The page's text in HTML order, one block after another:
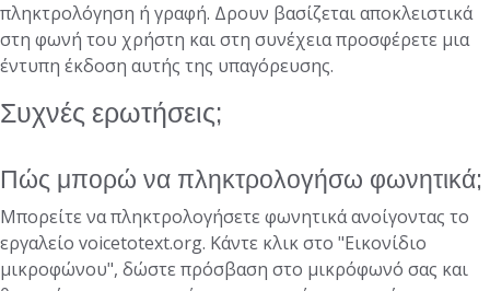
πληκτρολόγηση ή γραφή. Δρουν βασίζεται αποκλειστικά
στη φωνή του χρήστη και στη συνέχεια προσφέρετε μια
έντυπη έκδοση αυτής της υπαγόρευσης.
Συχνές ερωτήσεις;
Πώς μπορώ να πληκτρολογήσω φωνητικά;
Μπορείτε να πληκτρολογήσετε φωνητικά ανοίγοντας το
εργαλείο voicetotext.org. Κάντε κλικ στο "Εικονίδιο
μικροφώνου", δώστε πρόσβαση στο μικρόφωνό σας και